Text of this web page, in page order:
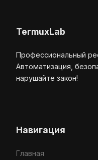
TermuxLab
Профессиональный
Автоматизация,
нарушайте закон!
Навигация
Главная